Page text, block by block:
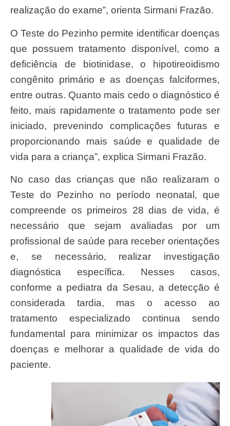
realização do exame”, orienta Sirmani Frazão.
O Teste do Pezinho permite identificar doenças
que possuem tratamento disponível, como a
deficiência de biotinidase, o hipotireoidismo
congênito primário e as doenças falciformes,
entre outras. Quanto mais cedo o diagnóstico é
feito, mais rapidamente o tratamento pode ser
iniciado, prevenindo complicações futuras e
proporcionando mais saúde e qualidade de
vida para a criança”, explica Sirmani Frazão.
No caso das crianças que não realizaram o
Teste do Pezinho no período neonatal, que
compreende os primeiros 28 dias de vida, é
necessário que sejam avaliadas por um
profissional de saúde para receber orientações
e, se necessário, realizar investigação
diagnóstica específica. Nesses casos,
conforme a pediatra da Sesau, a detecção é
considerada tardia, mas o acesso ao
tratamento especializado continua sendo
fundamental para minimizar os impactos das
doenças e melhorar a qualidade de vida do
paciente.